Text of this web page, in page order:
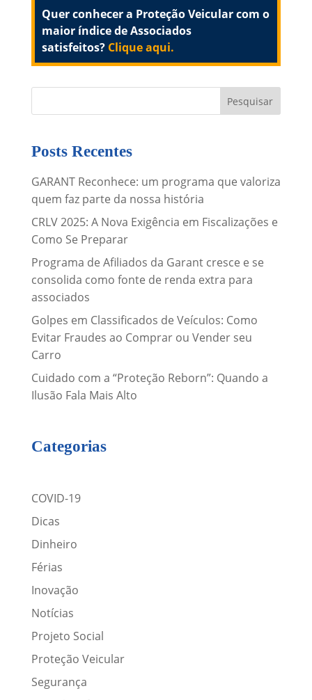
Quer conhecer a Proteção Veicular com o
maior índice de Associados
satisfeitos? Clique aqui.
Posts Recentes
GARANT Reconhece: um programa que valoriza
quem faz parte da nossa história
CRLV 2025: A Nova Exigência em Fiscalizações e
Como Se Preparar
Programa de Afiliados da Garant cresce e se
consolida como fonte de renda extra para
associados
Golpes em Classificados de Veículos: Como
Evitar Fraudes ao Comprar ou Vender seu
Carro
Cuidado com a “Proteção Reborn”: Quando a
Ilusão Fala Mais Alto
Categorias
COVID-19
Dicas
Dinheiro
Férias
Inovação
Notícias
Projeto Social
Proteção Veicular
Segurança